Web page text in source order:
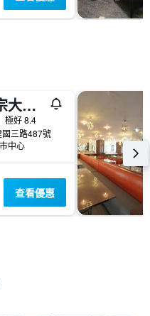
高雄信宗大飯店
極好 8.4
三路487號
中心
查看優惠